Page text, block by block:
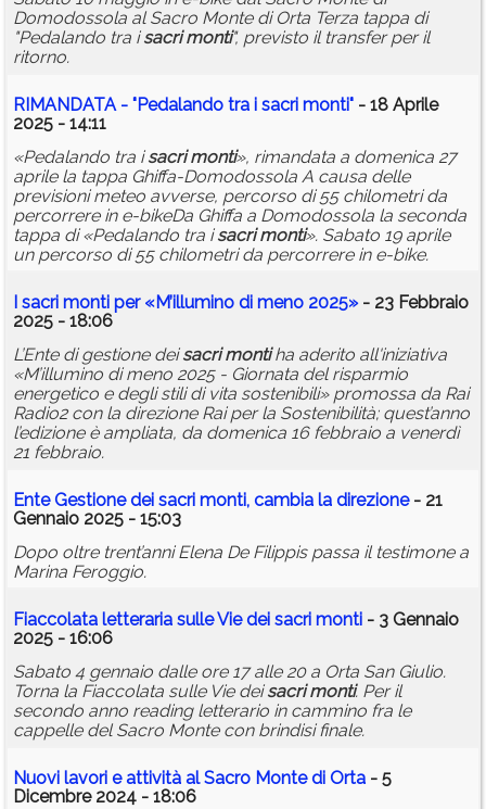
Domodossola al Sacro Monte di Orta Terza tappa di
"Pedalando tra isacri monti", previsto il transfer per il
ritorno.
RIMANDATA - "Pedalando tra i sacri monti" - 18 Aprile
2025 - 14:11
«Pedalando tra isacri monti», rimandata a domenica 27
aprile la tappa Ghiffa-Domodossola A causa delle
previsioni meteo avverse, percorso di 55 chilometri da
percorrere in e-bikeDa Ghiffa a Domodossola la seconda
tappa di «Pedalando tra isacri monti». Sabato 19 aprile
un percorso di 55 chilometri da percorrere in e-bike.
sacri monti per «M’illumino di meno 2025»- 23 Febbraio
2025 - 18:06
L’Ente di gestione deisacri montiha aderito all'iniziativa
«M’illumino di meno 2025 - Giornata del risparmio
energetico e degli stili di vita sostenibili» promossa da Rai
Radio2 con la direzione Rai per la Sostenibilità; quest’anno
l’edizione è ampliata, da domenica 16 febbraio a venerdì
21 febbraio.
Ente Gestione dei sacri monti, cambia la direzione- 21
Gennaio 2025 - 15:03
Dopo oltre trent’anni Elena De Filippis passa il testimone a
Marina Feroggio.
Fiaccolata letteraria sulle Vie dei sacri monti - 3 Gennaio
2025 - 16:06
Sabato 4 gennaio dalle ore 17 alle 20 a Orta San Giulio.
Torna la Fiaccolata sulle Vie deisacri monti. Per il
secondo anno reading letterario in cammino fra le
cappelle del Sacro Monte con brindisi finale.
Nuovi lavori e attività al Sacro Monte di Orta - 5
Dicembre 2024 - 18:06